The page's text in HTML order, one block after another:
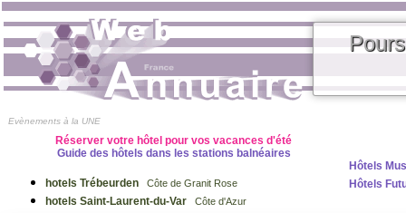
Evènements à la UNE
Réserver votre hôtel pour vos vacances d'été
Guide des hôtels dans les stations balnéaires
hotels Trébeurden Côte de Granit Rose
hotels Saint-Laurent-du-Var Côte d'Azur
Hôtels
Hôtels